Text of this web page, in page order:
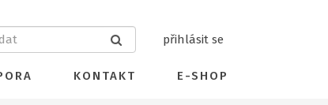
přihlásit se
KONTAKT E-SHOP